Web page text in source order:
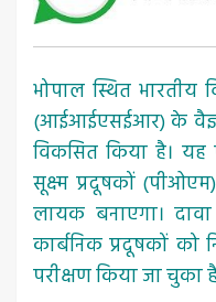
भोपाल स्थित भारतीय
(आईआईएसईआर) के
विकसित किया है। यह
सूक्ष्म प्रदूषकों
लायक बनाएगा।
कार्बनिक प्रदूषकों
परीक्षण किया जा चुका